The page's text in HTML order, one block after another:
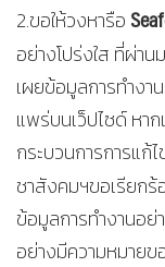
2.ขอให้วงหารือ
อย่างโปร่งใส ที่ผ่าน
เผยข้อมูลการทำงา
แพร่บนเว็ปไซด์ หา
กระบวนการการแก้
ชาสังคมฯขอเรียกร้
ข้อมูลการทำงานอย่
อย่างมีความหมาย